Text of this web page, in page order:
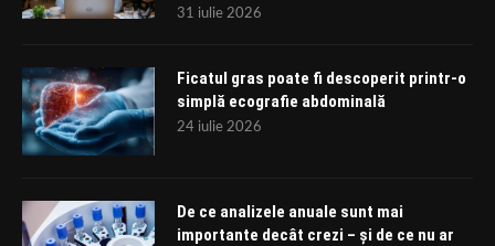
31 iulie 2026
Ficatul gras poate fi descoperit printr-o
simplă ecografie abdominală
24 iulie 2026
De ce analizele anuale sunt mai
importante decât crezi – și de ce nu ar